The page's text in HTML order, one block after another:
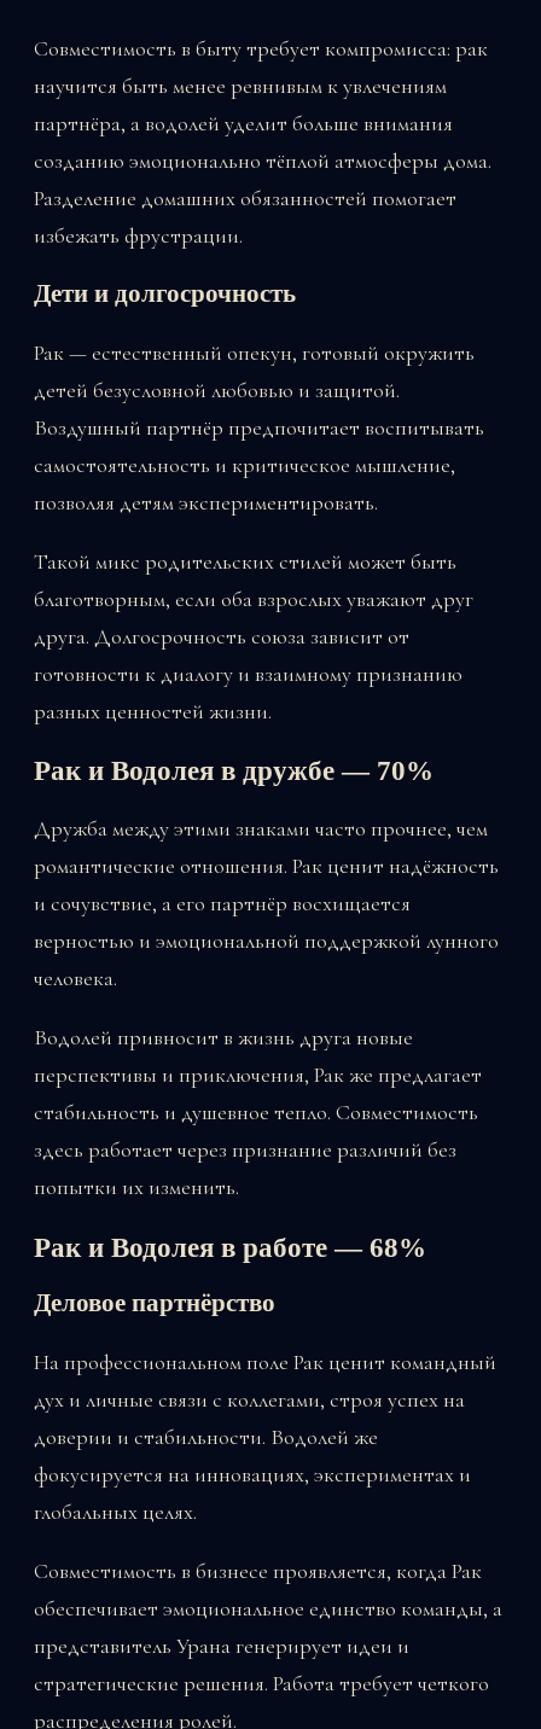
Совместимость в быту требует компромисса: рак
научится быть менее ревнивым к увлечениям
партнёра, а водолей уделит больше внимания
созданию эмоционально тёплой атмосферы дома.
Разделение домашних обязанностей помогает
избежать фрустрации.
Дети и долгосрочность
Рак — естественный опекун, готовый окружить
детей безусловной любовью и защитой.
Воздушный партнёр предпочитает воспитывать
самостоятельность и критическое мышление,
позволяя детям экспериментировать.
Такой микс родительских стилей может быть
благотворным, если оба взрослых уважают друг
друга. Долгосрочность союза зависит от
готовности к диалогу и взаимному признанию
разных ценностей жизни.
Рак и Водолея в дружбе — 70%
Дружба между этими знаками часто прочнее, чем
романтические отношения. Рак ценит надёжность
и сочувствие, а его партнёр восхищается
верностью и эмоциональной поддержкой лунного
человека.
Водолей привносит в жизнь друга новые
перспективы и приключения, Рак же предлагает
стабильность и душевное тепло. Совместимость
здесь работает через признание различий без
попытки их изменить.
Рак и Водолея в работе — 68%
Деловое партнёрство
На профессиональном поле Рак ценит командный
дух и личные связи с коллегами, строя успех на
доверии и стабильности. Водолей же
фокусируется на инновациях, экспериментах и
глобальных целях.
Совместимость в бизнесе проявляется, когда Рак
обеспечивает эмоциональное единство команды, а
представитель Урана генерирует идеи и
стратегические решения. Работа требует четкого
распределения ролей.